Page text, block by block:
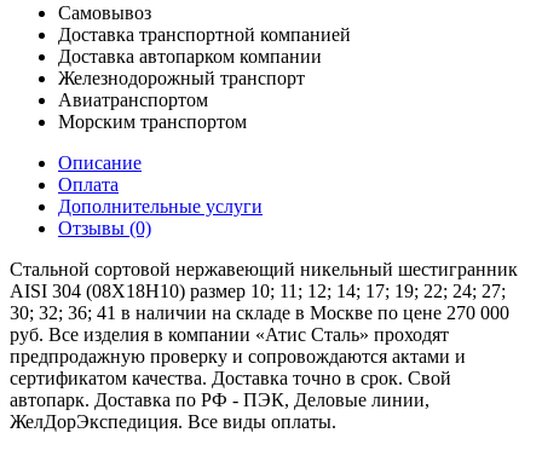
Самовывоз
Доставка транспортной компанией
Доставка автопарком компании
Железнодорожный транспорт
Авиатранспортом
Морским транспортом
Описание
Оплата
Дополнительные услуги
Отзывы (0)
Стальной сортовой нержавеющий никельный шестигранник
AISI 304 (08Х18Н10) размер 10; 11; 12; 14; 17; 19; 22; 24; 27;
30; 32; 36; 41 в наличии на складе в Москве по цене 270 000
руб. Все изделия в компании «Атис Сталь» проходят
предпродажную проверку и сопровождаются актами и
сертификатом качества. Доставка точно в срок. Свой
автопарк. Доставка по РФ - ПЭК, Деловые линии,
ЖелДорЭкспедиция. Все виды оплаты.